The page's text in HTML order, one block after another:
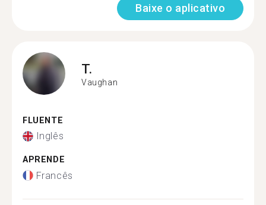
Baixe o aplicativo
T.
Vaughan
FLUENTE
Inglês
APRENDE
Francês